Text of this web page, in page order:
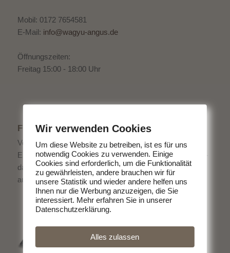
Mobil: 0172 7654581
E-Mail: info@wagyu-angus.de
Öffnungszeiten:
Freitag 15:00 - 18:00 Uhr
FLYER ALS DOWNLOAD
Von uns bekommen Sie köstliches Fleisch direkt vom
Erzeuger. Ohne schlechtes Gewissen Fleisch zu essen -
das geht. Entscheiden Sie sich für hochwertige Produkte
aus der Region.
Wir verwenden Cookies
Um diese Website zu betreiben, ist es für uns
notwendig Cookies zu verwenden. Einige
Cookies sind erforderlich, um die Funktionalität
zu gewährleisten, andere brauchen wir für
unsere Statistik und wieder andere helfen uns
Ihnen nur die Werbung anzuzeigen, die Sie
interessiert. Mehr erfahren Sie in unserer
Datenschutzerklärung.
Alles zulassen